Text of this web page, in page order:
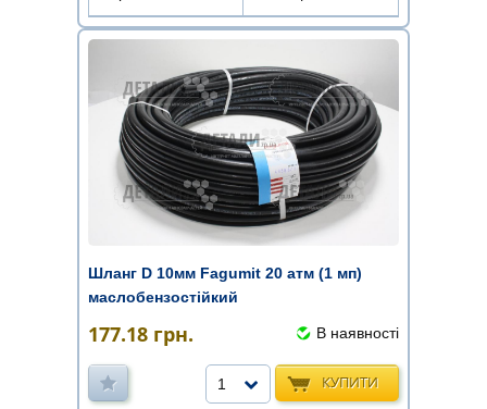
Шланг D 10мм Fagumit 20 атм (1 мп)
маслобензостійкий
177.18 грн. В наявності
КУПИТИ
1